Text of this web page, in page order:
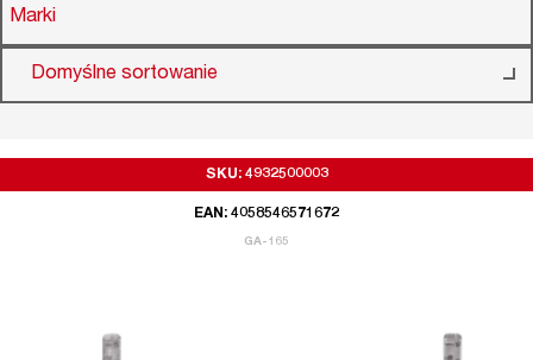
Marki
Domyślne sortowanie
SKU: 4932500003
EAN: 4058546571672
GA-165